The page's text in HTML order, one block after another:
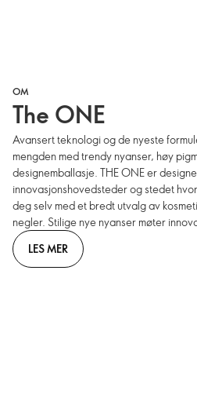
OM
The ONE
Avansert teknologi og de nyeste
mengden med trendy nyanser, høy
designemballasje. THE ONE er
innovasjonshovedsteder og stedet
deg selv med et bredt utvalg av
negler. Stilige nye nyanser møter
LES MER